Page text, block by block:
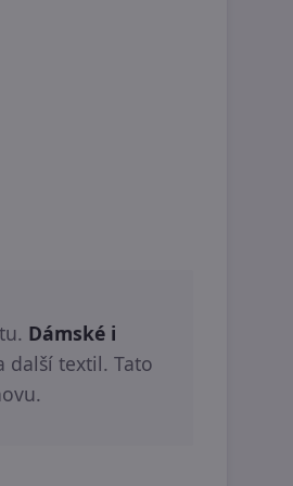
Dámské i
další textil. Tato